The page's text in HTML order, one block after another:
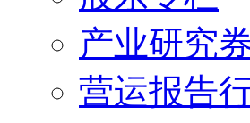
产业研究
营运报告